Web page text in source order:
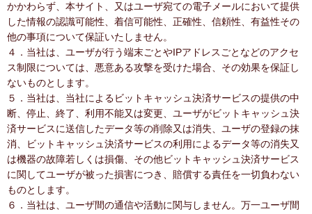
かかわらず、本サイト、又はユーザ宛ての電子メールにおいて提供
した情報の認識可能性、着信可能性、正確性、信頼性、有益性その
他の事項について保証いたしません。
４．当社は、ユーザが行う端末ごとやIPアドレスごとなどのアクセ
ス制限については、悪意ある攻撃を受けた場合、その効果を保証し
ないものとします。
５．当社は、当社によるビットキャッシュ決済サービスの提供の中
断、停止、終了、利用不能又は変更、ユーザがビットキャッシュ決
済サービスに送信したデータ等の削除又は消失、ユーザの登録の抹
消、ビットキャッシュ決済サービスの利用によるデータ等の消失又
は機器の故障若しくは損傷、その他ビットキャッシュ決済サービス
に関してユーザが被った損害につき、賠償する責任を一切負わない
ものとします。
６．当社は、ユーザ間の通信や活動に関与しません。万一ユーザ間